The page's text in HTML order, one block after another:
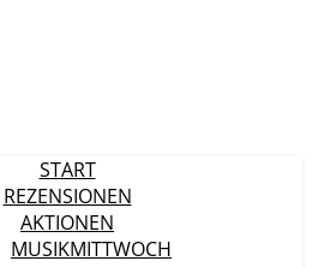
START
REZENSIONEN
AKTIONEN
MUSIKMITTWOCH